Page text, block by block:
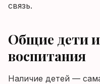
связь.
Общие дети
воспитания
Наличие детей —